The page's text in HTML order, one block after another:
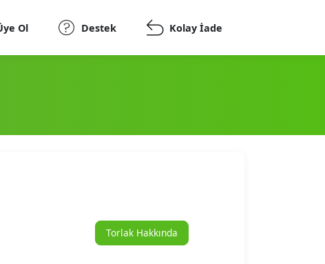
Ol Destek Kolay İade
Torlak Hakkında